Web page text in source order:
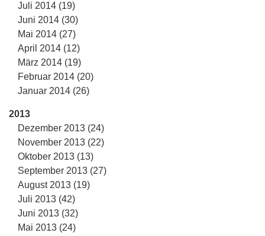
Juli 2014 (19)
Juni 2014 (30)
Mai 2014 (27)
April 2014 (12)
März 2014 (19)
Februar 2014 (20)
Januar 2014 (26)
2013
Dezember 2013 (24)
November 2013 (22)
Oktober 2013 (13)
September 2013 (27)
August 2013 (19)
Juli 2013 (42)
Juni 2013 (32)
Mai 2013 (24)